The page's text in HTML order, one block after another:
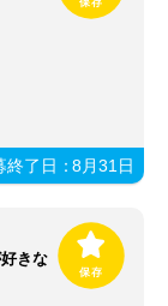
終了日：8月31日
きな